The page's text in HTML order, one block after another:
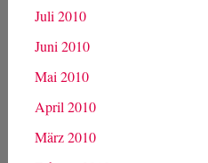
Juli 2010
Juni 2010
Mai 2010
April 2010
März 2010